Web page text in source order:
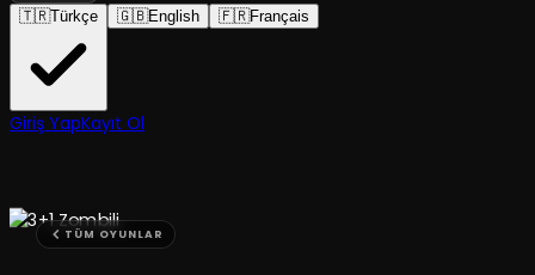
🇹🇷Türkçe 🇬🇧English 🇫🇷Français
Giriş YapKayıt Ol
TÜM OYUNLAR